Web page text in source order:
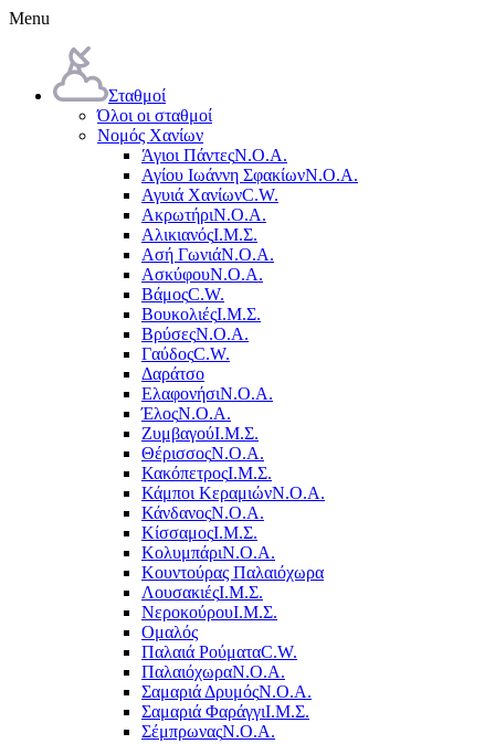
Menu
Σταθμοί
Όλοι οι σταθμοί
Νομός Χανίων
Άγιοι ΠάντεςΝ.Ο.Α.
Αγίου Ιωάννη ΣφακίωνΝ.Ο.Α.
Αγυιά ΧανίωνC.W.
ΑκρωτήριΝ.Ο.Α.
ΑλικιανόςΙ.Μ.Σ.
Ασή ΓωνιάΝ.Ο.Α.
ΑσκύφουΝ.Ο.Α.
ΒάμοςC.W.
ΒουκολιέςΙ.Μ.Σ.
ΒρύσεςΝ.Ο.Α.
ΓαύδοςC.W.
Δαράτσο
ΕλαφονήσιΝ.Ο.Α.
ΈλοςΝ.Ο.Α.
ΖυμβαγούΙ.Μ.Σ.
ΘέρισσοςΝ.Ο.Α.
ΚακόπετροςΙ.Μ.Σ.
Κάμποι ΚεραμιώνΝ.Ο.Α.
ΚάνδανοςΝ.Ο.Α.
ΚίσσαμοςΙ.Μ.Σ.
ΚολυμπάριΝ.Ο.Α.
Κουντούρας Παλαιόχωρα
ΛουσακιέςΙ.Μ.Σ.
ΝεροκούρουΙ.Μ.Σ.
Ομαλός
Παλαιά ΡούματαC.W.
ΠαλαιόχωραΝ.Ο.Α.
Σαμαριά ΔρυμόςΝ.Ο.Α.
Σαμαριά ΦαράγγιΙ.Μ.Σ.
ΣέμπρωναςΝ.Ο.Α.